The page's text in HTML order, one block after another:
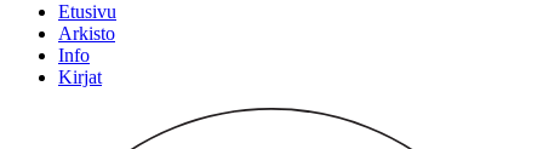
Etusivu
Arkisto
Info
Kirjat